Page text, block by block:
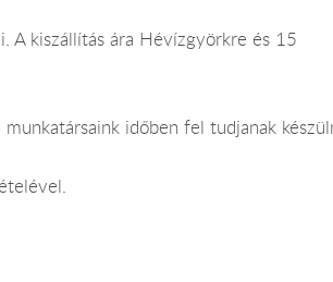
A kiszállítás ára Hévízgyörkre és 15
időben fel tudjanak